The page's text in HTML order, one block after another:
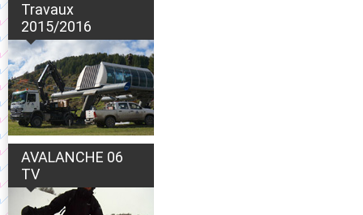
Travaux
2015/2016
AVALANCHE 06
TV